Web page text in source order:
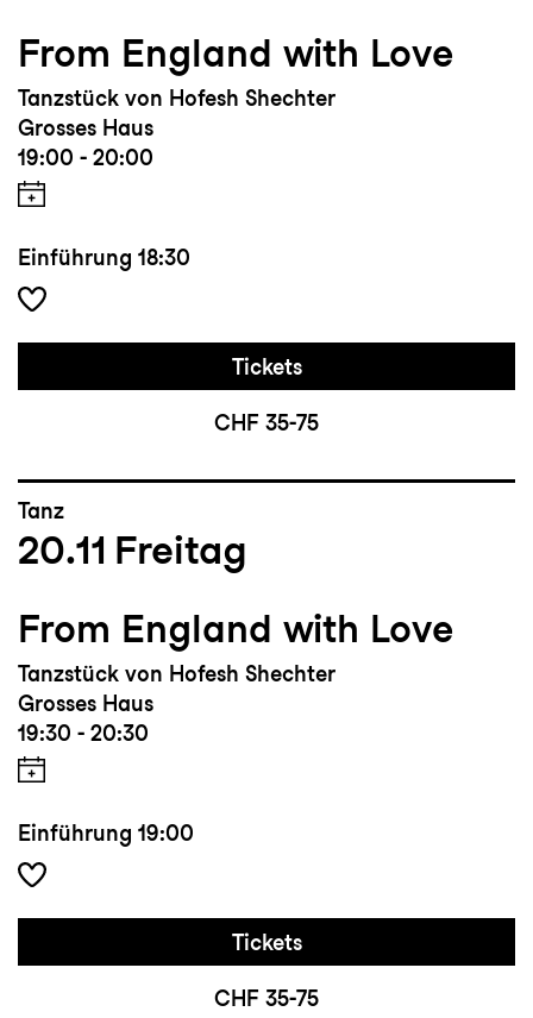
From England with Love
Tanzstück von Hofesh Shechter
Grosses Haus
19:00 - 20:00
Einführung 18:30
Tickets
CHF 35-75
Tanz
20.11 Freitag
From England with Love
Tanzstück von Hofesh Shechter
Grosses Haus
19:30 - 20:30
Einführung 19:00
Tickets
CHF 35-75